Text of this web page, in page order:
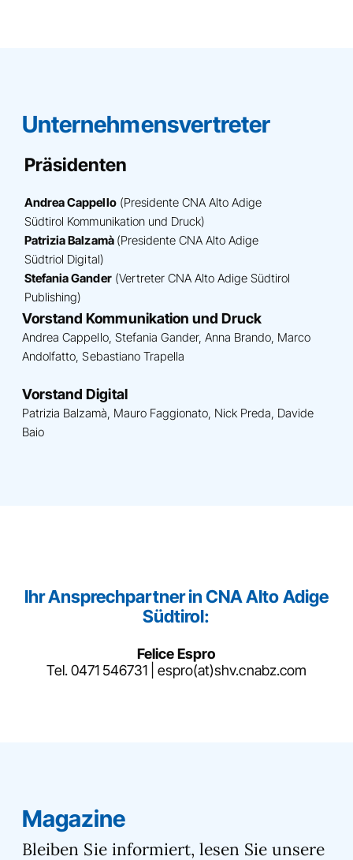
Unternehmensvertreter
Präsidenten
Andrea Cappello(Presidente CNA Alto Adige
Südtirol Kommunikation und Druck)
Patrizia Balzamà (Presidente CNA Alto Adige
Südtriol Digital)
Stefania Gander(Vertreter CNA Alto Adige Südtirol
Publishing)
Vorstand Kommunikation und Druck
Andrea Cappello, Stefania Gander, Anna Brando, Marco
Andolfatto, Sebastiano Trapella
Vorstand Digital
Patrizia Balzamà, Mauro Faggionato, Nick Preda, Davide
Baio
Ihr Ansprechpartner in CNA Alto Adige
Südtirol:
Felice Espro
Tel.0471 546731 |espro(at)shv.cnabz.com
Magazine
Bleiben Sie informiert, lesen Sie unsere